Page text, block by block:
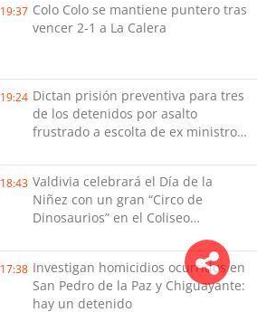
19:37 Colo Colo se mantiene puntero tras
vencer 2-1 a La Calera
19:24 Dictan prisión preventiva para tres
de los detenidos por asalto
frustrado a escolta de ex ministro
18:43 Valdivia celebrará el Día de la
Niñez con un gran “Circo de
Dinosaurios” en el Coliseo
17:38 Investigan homicidios ocurridos en
San Pedro de la Paz y Chiguayante:
hay un detenido